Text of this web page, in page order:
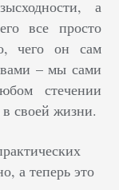
а
все просто
чего он сам
– мы сами
стечении
в своей жизни.
а теперь это